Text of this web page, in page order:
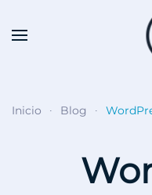
Skip to main
Inicio Blog